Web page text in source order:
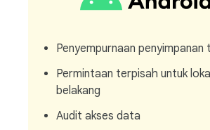
Penyempurnaan
Permintaan terpisah untuk
belakang
Audit akses data